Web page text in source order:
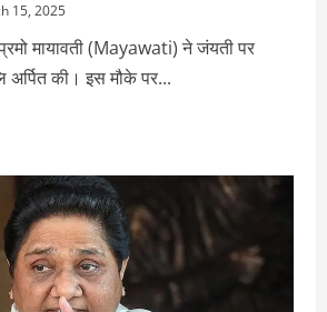
15, 2025
मायावती (Mayawati) ने जंयती पर
अर्पित की। इस मौके पर...